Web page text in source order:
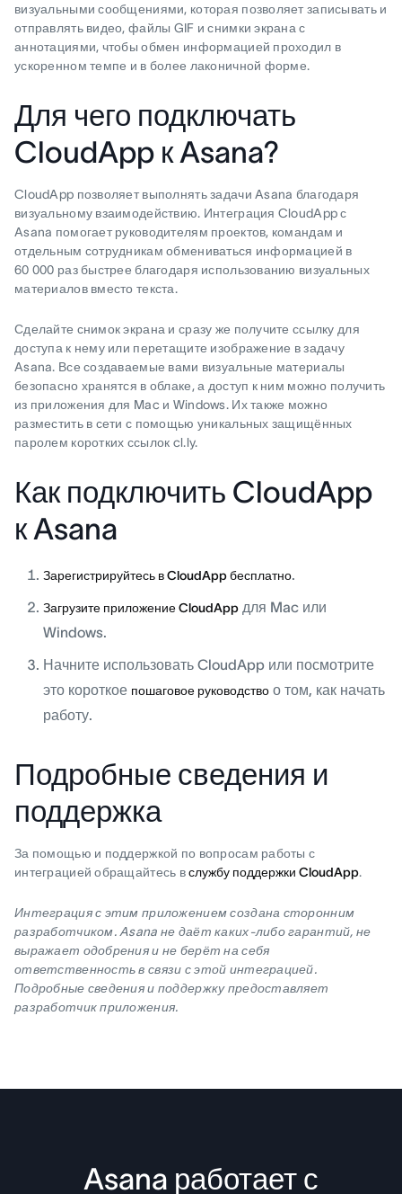
визуальными сообщениями, которая позволяет записывать и
отправлять видео, файлы GIF и снимки экрана с
аннотациями, чтобы обмен информацией проходил в
ускоренном темпе и в более лаконичной форме.
Для чего подключать
CloudApp к Asana?
CloudApp позволяет выполнять задачи Asana благодаря
визуальному взаимодействию. Интеграция CloudApp с
Asana помогает руководителям проектов, командам и
отдельным сотрудникам обмениваться информацией в
60 000 раз быстрее благодаря использованию визуальных
материалов вместо текста.
Сделайте снимок экрана и сразу же получите ссылку для
доступа к нему или перетащите изображение в задачу
Asana. Все создаваемые вами визуальные материалы
безопасно хранятся в облаке, а доступ к ним можно получить
из приложения для Mac и Windows. Их также можно
разместить в сети с помощью уникальных защищённых
паролем коротких ссылок cl.ly.
Как подключить CloudApp
к Asana
Зарегистрируйтесь в CloudApp бесплатно.
Загрузите приложение CloudApp для Mac или
Windows.
Начните использовать CloudApp или посмотрите
это короткое пошаговое руководство о том, как начать
работу.
Подробные сведения и
поддержка
За помощью и поддержкой по вопросам работы с
интеграцией обращайтесь вслужбу поддержки CloudApp.
Интеграция с этим приложением создана сторонним
разработчиком. Asana не даёт каких-либо гарантий, не
выражает одобрения и не берёт на себя
ответственность в связи с этой интеграцией.
Подробные сведения и поддержку предоставляет
разработчик приложения.
Asana работает с